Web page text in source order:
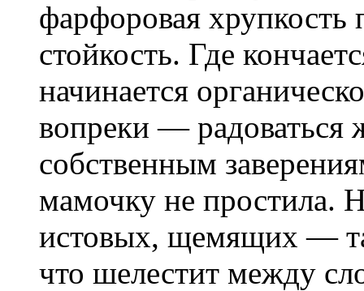
фарфоровая хрупкость
стойкость. Где
начинается
вопреки —
собственным
мамочку не простила.
истовых, щемящих —
что шелестит между